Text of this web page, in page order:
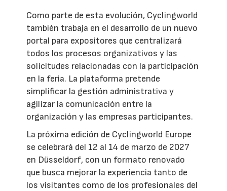
Como parte de esta evolución, Cyclingworld
también trabaja en el desarrollo de un nuevo
portal para expositores que centralizará
todos los procesos organizativos y las
solicitudes relacionadas con la participación
en la feria. La plataforma pretende
simplificar la gestión administrativa y
agilizar la comunicación entre la
organización y las empresas participantes.
La próxima edición de Cyclingworld Europe
se celebrará del 12 al 14 de marzo de 2027
en Düsseldorf, con un formato renovado
que busca mejorar la experiencia tanto de
los visitantes como de los profesionales del